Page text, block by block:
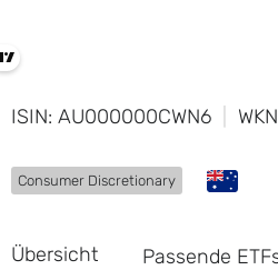
ISIN: AU000000CWN6
Consumer Discretionary
Übersicht Passende